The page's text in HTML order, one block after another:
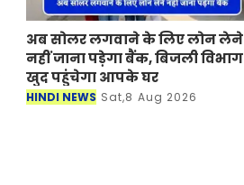
अब सोलर लगवाने के लिए लोन लेने
नहीं जाना पड़ेगा बैंक, बिजली विभाग
खुद पहुंचेगा आपके घर
HINDI NEWS Sat,8 Aug 2026